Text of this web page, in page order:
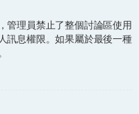
管理員禁止了整個討論區使用
訊息權限。如果屬於最後一種